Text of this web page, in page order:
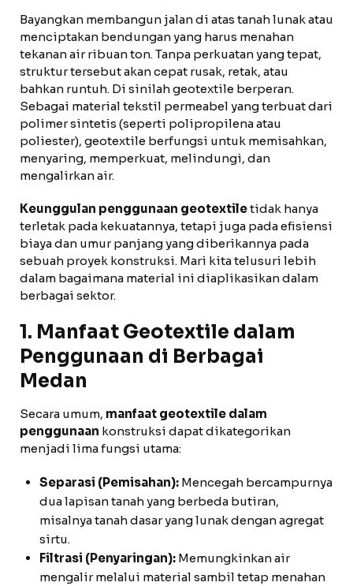
Bayangkan membangun jalan di atas tanah lunak atau
menciptakan bendungan yang harus menahan
tekanan air ribuan ton. Tanpa perkuatan yang tepat,
struktur tersebut akan cepat rusak, retak, atau
bahkan runtuh. Di sinilah geotextile berperan.
Sebagai material tekstil permeabel yang terbuat dari
polimer sintetis (seperti polipropilena atau
poliester), geotextile berfungsi untuk memisahkan,
menyaring, memperkuat, melindungi, dan
mengalirkan air.
Keunggulan penggunaan geotextiletidak hanya
terletak pada kekuatannya, tetapi juga pada efisiensi
biaya dan umur panjang yang diberikannya pada
sebuah proyek konstruksi. Mari kita telusuri lebih
dalam bagaimana material ini diaplikasikan dalam
berbagai sektor.
1. Manfaat Geotextile dalam
Penggunaan di Berbagai
Medan
Secara umum, manfaat geotextile dalam
penggunaan konstruksi dapat dikategorikan
menjadi lima fungsi utama:
Separasi (Pemisahan): Mencegah bercampurnya
dua lapisan tanah yang berbeda butiran,
misalnya tanah dasar yang lunak dengan agregat
sirtu.
Filtrasi (Penyaringan): Memungkinkan air
mengalir melalui material sambil tetap menahan